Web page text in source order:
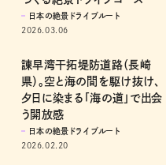
日本の絶景ドライブルート
2026.03.06
諫早湾干拓堤防道路（長崎
県）。空と海の間を駆け抜け、
夕日に染まる「海の道」で出会
う開放感
日本の絶景ドライブルート
2026.02.20